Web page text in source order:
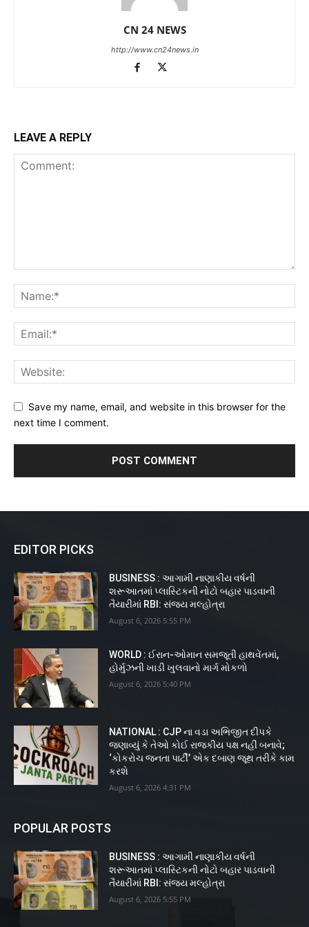
CN 24 NEWS
http://www.cn24news.in
LEAVE A REPLY
Save my name, email, and website in this browser for the
next time I comment.
EDITOR PICKS
BUSINESS : આગામી નાણાકીય વર્ષની
શરૂઆતમાં પ્લાસ્ટિકની નોટો બહાર પાડવાની
તૈયારીમાં RBI: સંજય મલ્હોત્રા
August 6, 2026 5:55 PM
WORLD : ઈરાન-ઓમાન સમજૂતી હાથવેંતમાં,
હોર્મુઝની ખાડી ખુલવાનો માર્ગ મોકળો
August 6, 2026 5:40 PM
NATIONAL : CJP ના વડા અભિજીત દીપકે
જણાવ્યું કે તેઓ કોઈ રાજકીય પક્ષ નહીં બનાવે;
‘કોકરોચ જનતા પાર્ટી’ એક દબાણ જૂથ તરીકે કામ
કરશે
August 6, 2026 4:31 PM
POPULAR POSTS
BUSINESS : આગામી નાણાકીય વર્ષની
શરૂઆતમાં પ્લાસ્ટિકની નોટો બહાર પાડવાની
તૈયારીમાં RBI: સંજય મલ્હોત્રા
August 6, 2026 5:55 PM